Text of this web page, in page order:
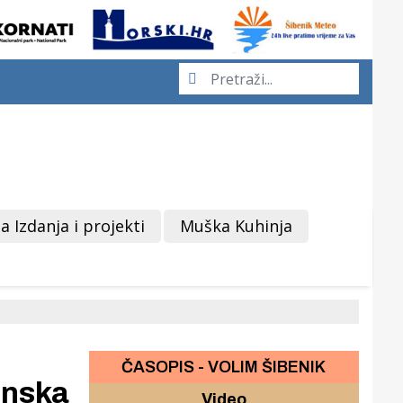
Izdanja i projekti Muška Kuhinja
ČASOPIS - VOLIM ŠIBENIK
Video